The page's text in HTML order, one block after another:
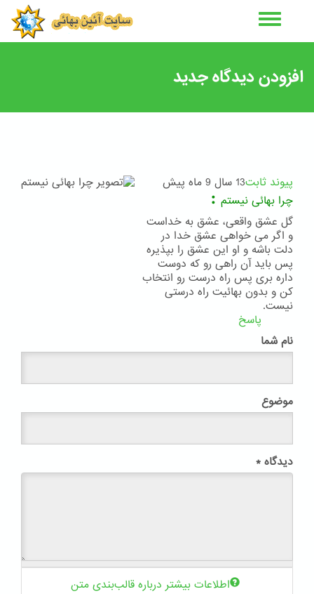
افزودن دیدگاه جدید
پیوند ثابت13 سال 9 ماه پیش
چرا بهائی نیستم :
گل عشق واقعی، عشق به خداست
و اگر می خواهی عشق خدا در
دلت باشه و او این عشق را بپذیره
پس باید آن راهی رو که دوست
داره بری پس راه درست رو انتخاب
کن و بدون بهائیت راه درستی
نیست.
پاسخ
نام شما
موضوع
دیدگاه *
اطلاعات بیشتر درباره قالب‌بندی متن